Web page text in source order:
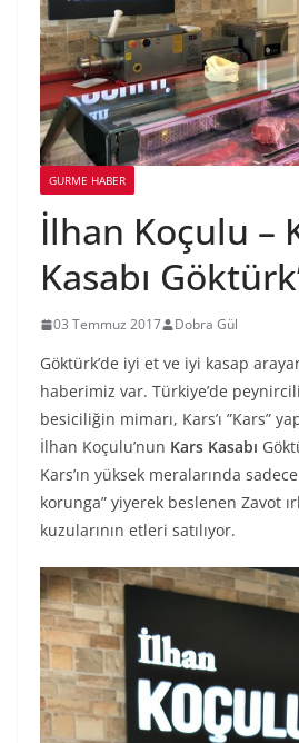
GURME HABER
İlhan Koçulu –
Kasabı
03 Temmuz 2017 Dobra Gül
Göktürk’de iyi et ve iyi kasap
haberimiz var. Türkiye’de
besiciliğin mimarı, Kars’ı ”Kars”
İlhan Koçulu’nun Kars Kasabı
Kars’ın yüksek meralarında
korunga” yiyerek beslenen Zavot
kuzularının etleri satılıyor.